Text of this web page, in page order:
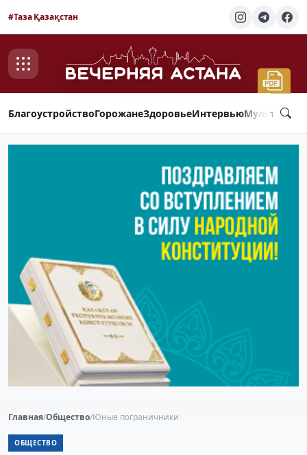
#Таза Қазақстан
БлагоустройствоГорожанеЗдоровьеИнтервью
Главная/Общество/Юные пограничники
ОБЩЕСТВО